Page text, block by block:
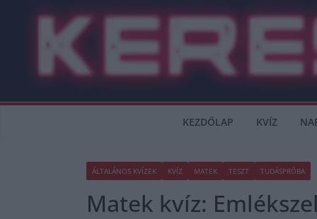
KEZDŐLAP KVÍZ
ÁLTALÁNOS KVÍZEK KVÍZ MATEK TESZT TUDÁSPRÓBA
Matek kvíz: